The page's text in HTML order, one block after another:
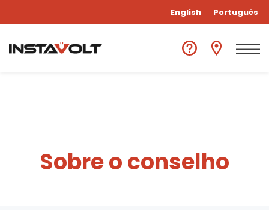
English Português
Sobre o conselho